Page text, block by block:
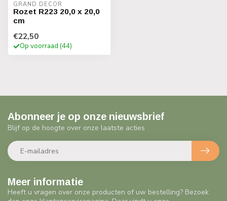
GRAND DECOR
Rozet R223 20,0 x 20,0
cm
€22,50
Op voorraad (44)
Meer informatie
Heeft u vragen over onze producten of uw bestelling? Bezoek
Abonneer je op onze nieuwsbrief
Blijf op de hoogte over onze laatste acties